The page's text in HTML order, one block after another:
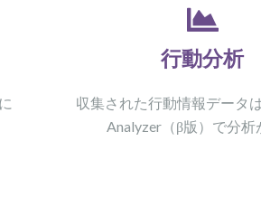
行動分析
収集された行動情報データ
Analyzer（β版）で分析